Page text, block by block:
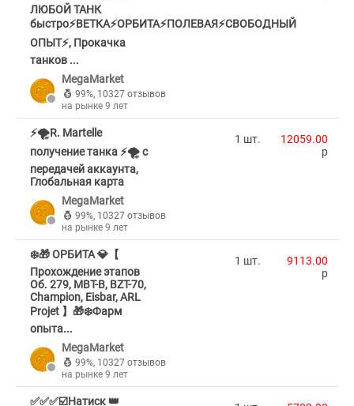
ЛЮБОЙ ТАНК
быстро⚡️ВЕТКА⚡️ОРБИТА⚡️ПОЛЕВАЯ⚡️СВОБОДНЫЙ
ОПЫТ⚡️, Прокачка
танков ...
MegaMarket
99%, 10327 отзывов
на рынке 9 лет
⚡️🌪R. Martelle
получение танка ⚡️🌪 с
передачей аккаунта,
Глобальная карта
MegaMarket
99%, 10327 отзывов
на рынке 9 лет
1 шт.
12059.00
p
❄️🎁 ОРБИТА 💎【
Прохождение этапов
Об. 279, MBT-B, BZT-70,
Champion, Eisbar, ARL
Projet 】🎁❄️Фарм
опыта...
MegaMarket
99%, 10327 отзывов
на рынке 9 лет
1 шт.
9113.00
p
✅✅✅☑️Натиск 👑